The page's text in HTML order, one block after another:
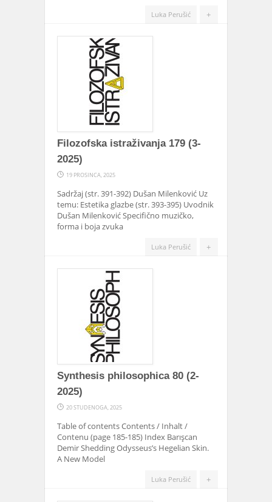
+
Luka Perušić
Filozofska istraživanja 179 (3-
2025)
19 PROSINCA, 2025
Sadržaj (str. 391-392) Dušan Milenković Uz
temu: Estetika glazbe (str. 393-395) Uvodnik
Dušan Milenković Specifično muzičko,
forma i boja zvuka
+
Luka Perušić
Synthesis philosophica 80 (2-
2025)
20 STUDENOGA, 2025
Table of contents Contents / Inhalt /
Contenu (page 185-185) Index Barışcan
Demir Shedding Odysseus’s Hegelian Skin.
A New Model
+
Luka Perušić